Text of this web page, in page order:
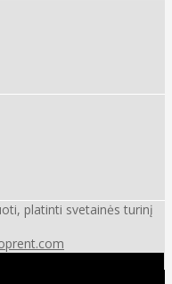
platinti svetainės turinį